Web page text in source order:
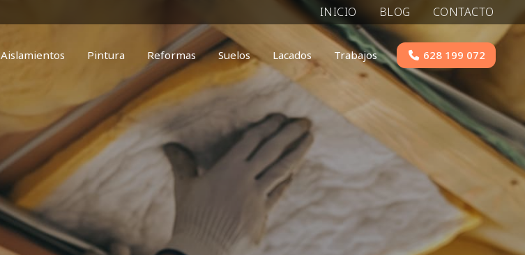
INICIO BLOG CONTACTO
Aislamientos Pintura Reformas Suelos Lacados Trabajos 628 199 072